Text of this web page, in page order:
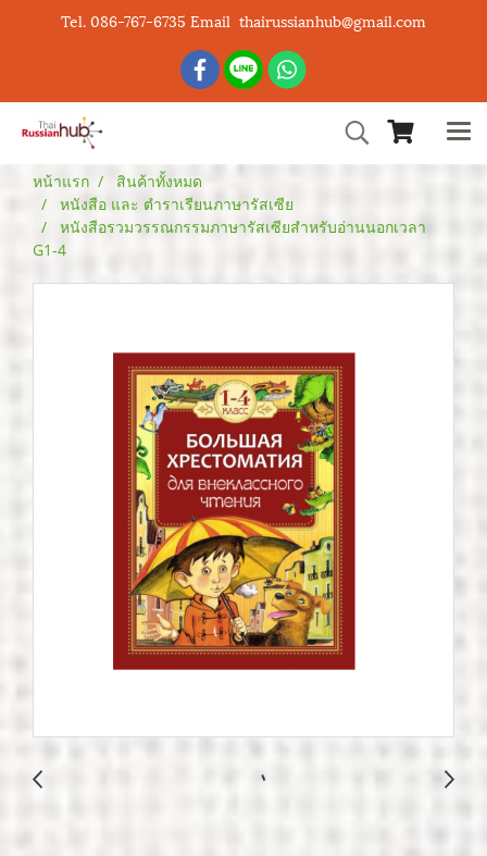
Tel. 086-767-6735 Email thairussianhub@gmail.com
หน้าแรก
สินค้าทั้งหมด
หนังสือ และ ตำราเรียนภาษารัสเซีย
หนังสือรวมวรรณกรรมภาษารัสเซียสำหรับอ่านนอกเวลา
G1-4